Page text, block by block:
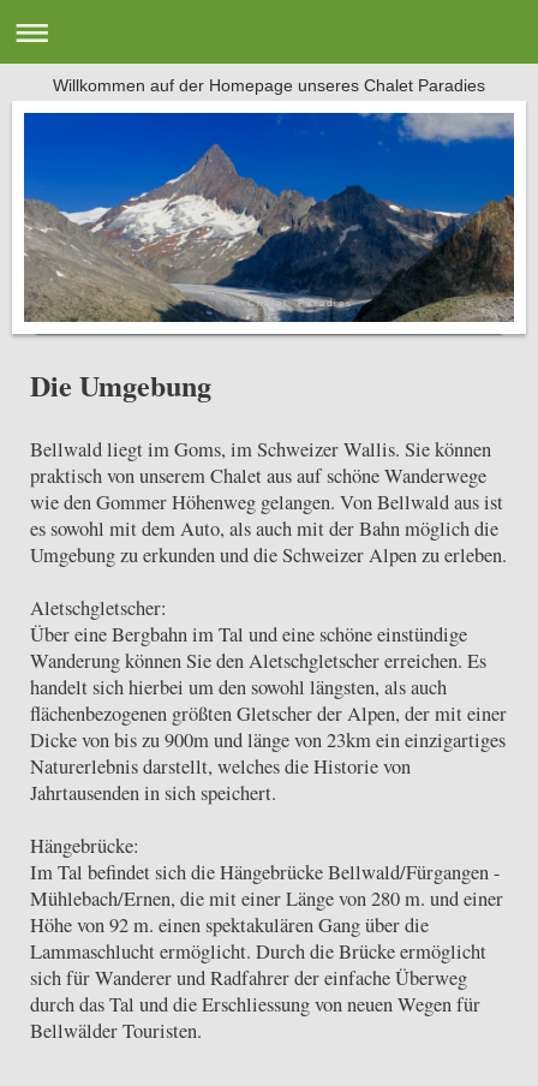
Willkommen auf der Homepage unseres Chalet Paradies
C h a l e t P a r a d i e s
Die Umgebung
Bellwald liegt im Goms, im Schweizer Wallis. Sie können
praktisch von unserem Chalet aus auf schöne Wanderwege
wie den Gommer Höhenweg gelangen. Von Bellwald aus ist
es sowohl mit dem Auto, als auch mit der Bahn möglich die
Umgebung zu erkunden und die Schweizer Alpen zu erleben.
Aletschgletscher:
Über eine Bergbahn im Tal und eine schöne einstündige
Wanderung können Sie den Aletschgletscher erreichen. Es
handelt sich hierbei um den sowohl längsten, als auch
flächenbezogenen größten Gletscher der Alpen, der mit einer
Dicke von bis zu 900m und länge von 23km ein einzigartiges
Naturerlebnis darstellt, welches die Historie von
Jahrtausenden in sich speichert.
Hängebrücke:
Im Tal befindet sich die Hängebrücke Bellwald/Fürgangen -
Mühlebach/Ernen, die mit einer Länge von 280 m. und einer
Höhe von 92 m. einen spektakulären Gang über die
Lammaschlucht ermöglicht. Durch die Brücke ermöglicht
sich für Wanderer und Radfahrer der einfache Überweg
durch das Tal und die Erschliessung von neuen Wegen für
Bellwälder Touristen.